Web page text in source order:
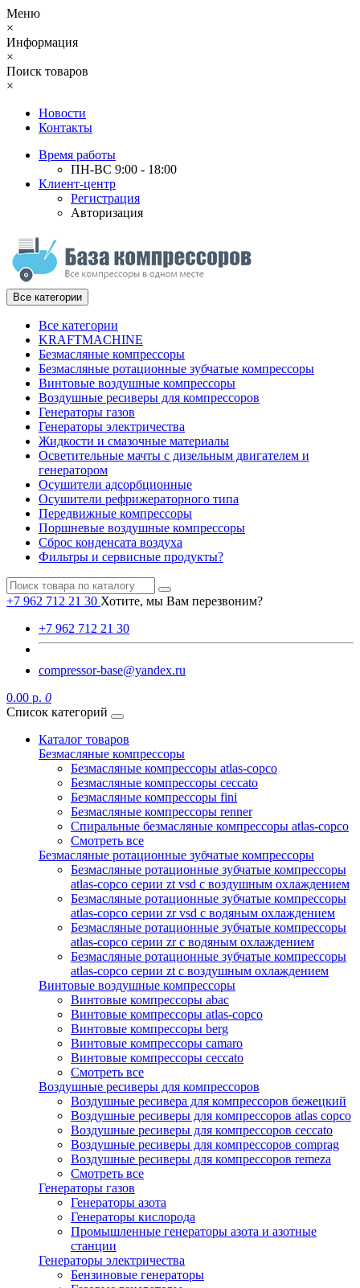
Меню
×
Информация
×
Поиск товаров
×
Новости
Контакты
Время работы
ПН-ВС 9:00 - 18:00
Клиент-центр
Регистрация
Авторизация
Все категории
Все категории
KRAFTMACHINE
Безмасляные компрессоры
Безмасляные ротационные зубчатые компрессоры
Винтовые воздушные компрессоры
Воздушные ресиверы для компрессоров
Генераторы газов
Генераторы электричества
Жидкости и смазочные материалы
Осветительные мачты с дизельным двигателем и
генератором
Осушители адсорбционные
Осушители рефрижераторного типа
Передвижные компрессоры
Поршневые воздушные компрессоры
Сброс конденсата воздуха
Фильтры и сервисные продукты?
+7 962 712 21 30 Хотите, мы Вам перезвоним?
+7 962 712 21 30
compressor-base@yandex.ru
0.00 р. 0
Список категорий
Каталог товаров
Безмасляные компрессоры
Безмасляные компрессоры atlas-copco
Безмасляные компрессоры ceccato
Безмасляные компрессоры fini
Безмасляные компрессоры renner
Спиральные безмасляные компрессоры atlas-copco
Смотреть все
Безмасляные ротационные зубчатые компрессоры
Безмасляные ротационные зубчатые компрессоры
atlas-copco серии zt vsd с воздушным охлаждением
Безмасляные ротационные зубчатые компрессоры
atlas-copco серии zr vsd с водяным охлаждением
Безмасляные ротационные зубчатые компрессоры
atlas-copco серии zr с водяным охлаждением
Безмасляные ротационные зубчатые компрессоры
atlas-copco серии zt с воздушным охлаждением
Винтовые воздушные компрессоры
Винтовые компрессоры abac
Винтовые компрессоры atlas-copco
Винтовые компрессоры berg
Винтовые компрессоры camaro
Винтовые компрессоры ceccato
Смотреть все
Воздушные ресиверы для компрессоров
Воздушные ресивера для компрессоров бежецкий
Воздушные ресиверы для компрессоров atlas copco
Воздушные ресиверы для компрессоров ceccato
Воздушные ресиверы для компрессоров comprag
Воздушные ресиверы для компрессоров remeza
Смотреть все
Генераторы газов
Генераторы азота
Генераторы кислорода
Промышленные генераторы азота и азотные
станции
Генераторы электричества
Бензиновые генераторы